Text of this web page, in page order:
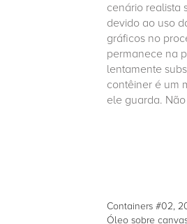
cenário realista
devido ao uso
gráficos no
permanece na
lentamente
contêiner é um
ele guarda.
Containers #02,
Óleo sobre